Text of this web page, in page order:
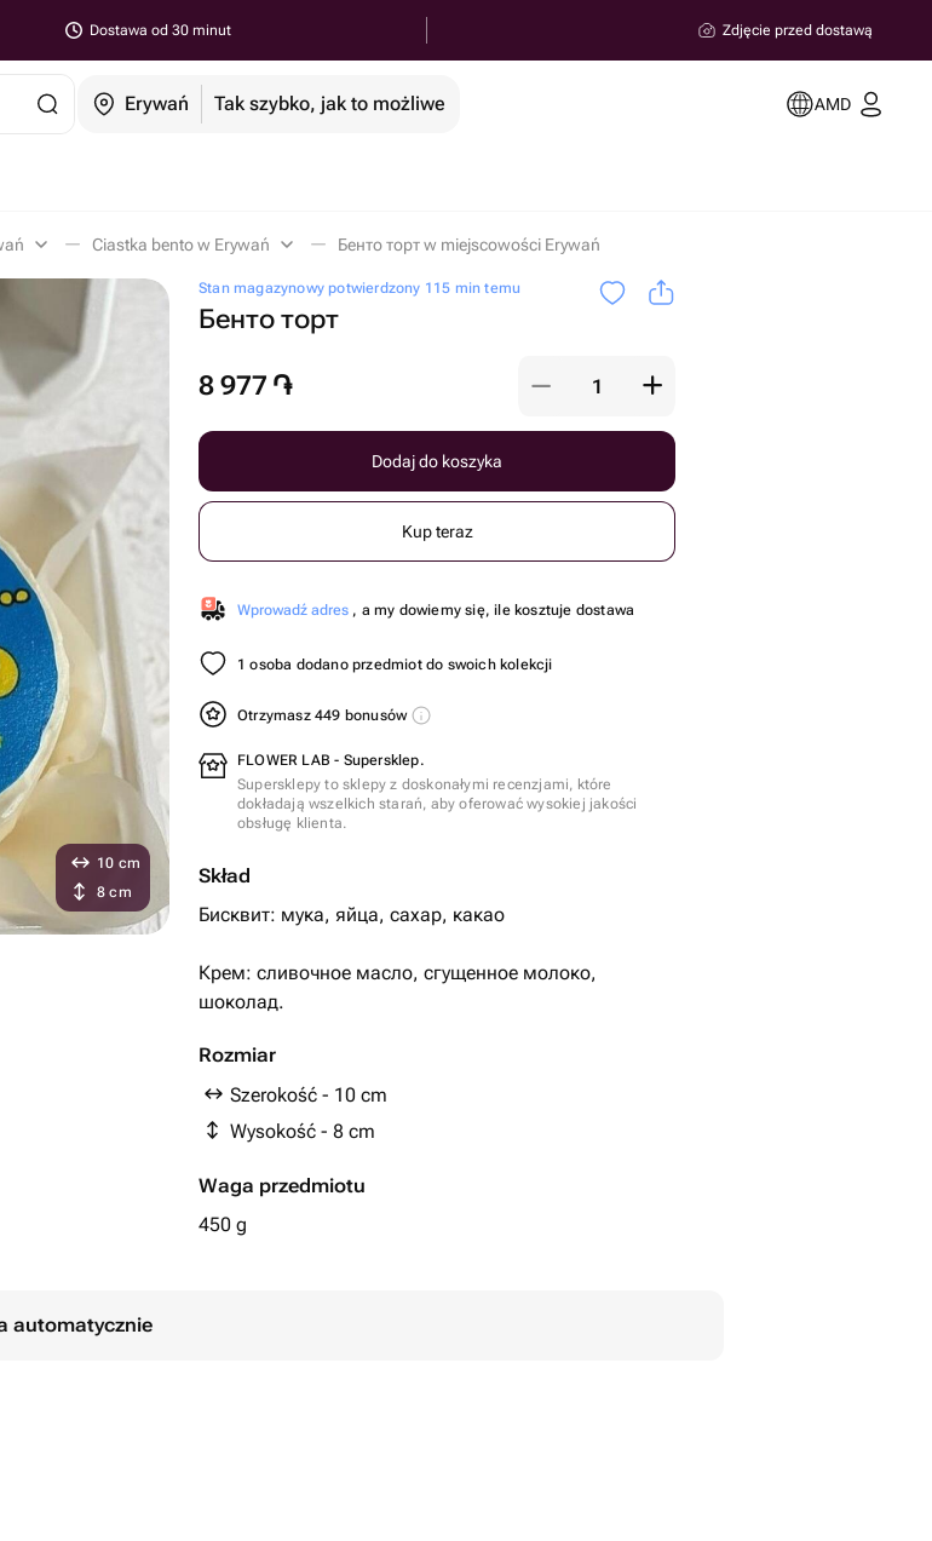
Dostawa od 30 minut Zdjęcie przed dostawą
Erywań Tak szybko, jak to możliwe AMD
Ciastka bento w Erywań Бенто торт w miejscowości Erywań
Stan magazynowy potwierdzony 115 min temu
Бенто торт
8 977 ֏
Dodaj do koszyka
Kup teraz
Wprowadź adres , a my dowiemy się, ile kosztuje dostawa
1 osoba dodano przedmiot do swoich kolekcji
Otrzymasz 449 bonusów
FLOWER LAB - Supersklep.
Supersklepy to sklepy z doskonałymi recenzjami, które
dokładają wszelkich starań, aby oferować wysokiej jakości
obsługę klienta.
Skład
Бисквит: мука, яйца, сахар, какао
Крем: сливочное масло, сгущенное молоко,
шоколад.
Rozmiar
Szerokość - 10 cm
Wysokość - 8 cm
Waga przedmiotu
450 g
10 cm
8 cm
automatycznie